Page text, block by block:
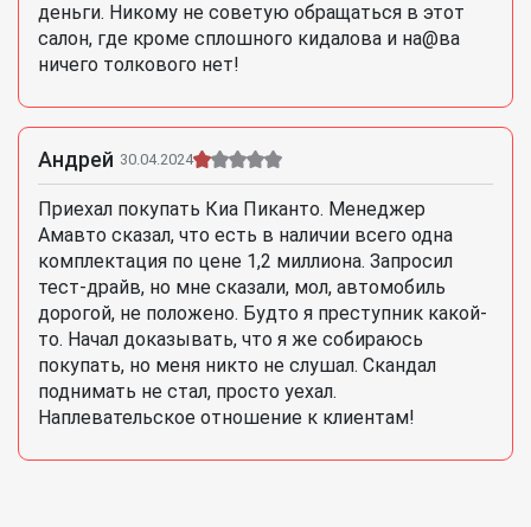
деньги. Никому не советую обращаться в этот
салон, где кроме сплошного кидалова и на@ва
ничего толкового нет!
Андрей 30.04.2024
Приехал покупать Киа Пиканто. Менеджер
Амавто сказал, что есть в наличии всего одна
комплектация по цене 1,2 миллиона. Запросил
тест-драйв, но мне сказали, мол, автомобиль
дорогой, не положено. Будто я преступник какой-
то. Начал доказывать, что я же собираюсь
покупать, но меня никто не слушал. Скандал
поднимать не стал, просто уехал.
Наплевательское отношение к клиентам!